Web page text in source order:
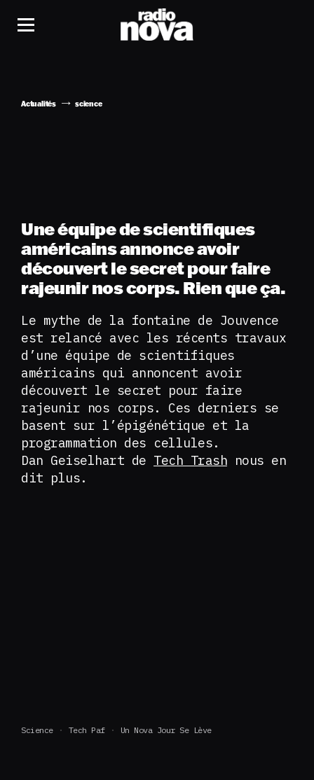
Actualités science
Une équipe de scientifiques
américains annonce avoir
découvert le secret pour faire
rajeunir nos corps. Rien que ça.
Le mythe de la fontaine de Jouvence
est relancé avec les récents travaux
d’une équipe de scientifiques
américains qui annoncent avoir
découvert le secret pour faire
rajeunir nos corps. Ces derniers se
basent sur l’épigénétique et la
programmation des cellules.
Dan Geiselhart de Tech Trash nous en
dit plus.
Science Tech Paf Un Nova Jour Se Lève